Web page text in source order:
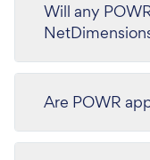
Will any
Are POWR